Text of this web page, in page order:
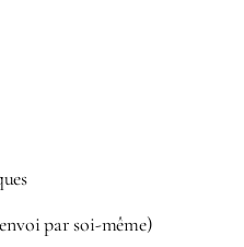
par soi-même)